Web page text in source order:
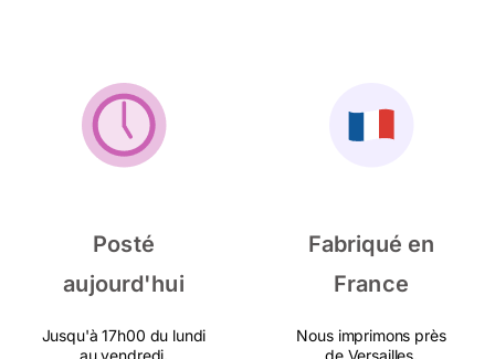
Posté
aujourd'hui
Jusqu'à 17h00 du lundi
au vendredi.
Fabriqué en
France
Nous imprimons près
de Versailles.